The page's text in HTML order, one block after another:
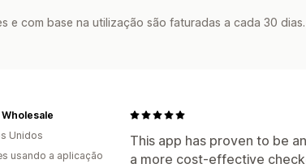
e com base na utilização são faturadas a cada 30 dias.
This app has proven to be
a more cost-effective
Unidos
usando a aplicação